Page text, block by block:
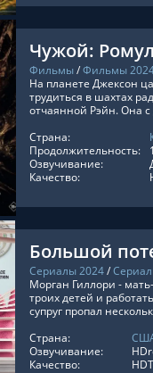
Чужой: Ромул
Фильмы/Фильмы
На планете Джексон
трудиться в шахтах
отчаянной Рэйн. Она с
Страна:
Продолжительность:
Озвучивание:
Качество:
Большой
Сериалы 2024/
Морган Гиллори -
троих детей и
супруг пропал
Страна:
Озвучивание:
Качество: